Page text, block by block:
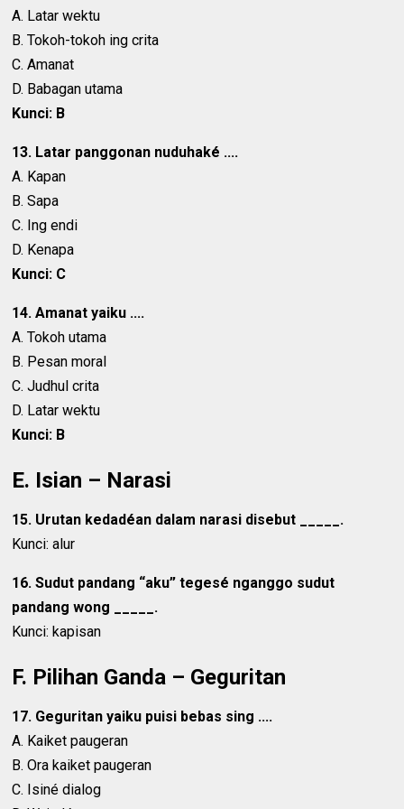
A. Latar wektu
B. Tokoh-tokoh ing crita
C. Amanat
D. Babagan utama
Kunci: B
13. Latar panggonan nuduhaké ....
A. Kapan
B. Sapa
C. Ing endi
D. Kenapa
Kunci: C
14. Amanat yaiku ....
A. Tokoh utama
B. Pesan moral
C. Judhul crita
D. Latar wektu
Kunci: B
E. Isian – Narasi
15. Urutan kedadéan dalam narasi disebut _____.
Kunci: alur
16. Sudut pandang “aku” tegesé nganggo sudut
pandang wong _____.
Kunci: kapisan
F. Pilihan Ganda – Geguritan
17. Geguritan yaiku puisi bebas sing ....
A. Kaiket paugeran
B. Ora kaiket paugeran
C. Isiné dialog